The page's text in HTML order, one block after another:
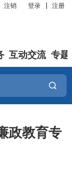
注销 登录 注册
互动交流 专题
政教育专